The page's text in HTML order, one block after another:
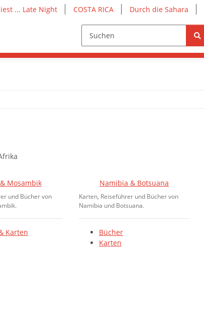
... Late Night COSTA RICA Durch die Sahara
Mosambik
und Bücher von
Karten
Namibia & Botsuana
Karten, Reiseführer und Bücher von
Namibia und Botsuana.
Bücher
Karten